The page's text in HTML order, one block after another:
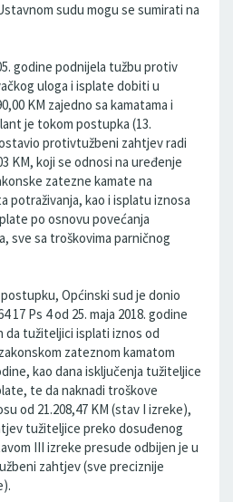
sudu mogu se sumirati na
godine podnijela tužbu protiv
uloga i isplate dobiti u
KM zajedno sa kamatama i
je tokom postupka (13.
protivtužbeni zahtjev radi
KM, koji se odnosi na uređenje
zatezne kamate na
potraživanja, kao i isplatu iznosa
po osnovu povećanja
sve sa troškovima parničnog
Općinski sud je donio
17 Ps 4 od 25. maja 2018. godine
da tužiteljici isplati iznos od
zateznom kamatom
kao dana isključenja tužiteljice
te da naknadi troškove
od 21.208,47 KM (stav I izreke),
tužiteljice preko dosuđenog
III izreke presude odbijen je u
zahtjev (sve preciznije